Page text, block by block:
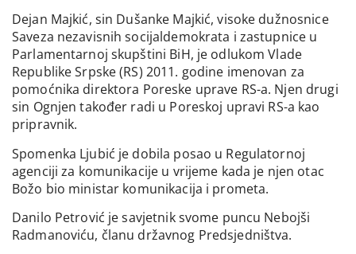
Dejan Majkić, sin Dušanke Majkić, visoke dužnosnice
Saveza nezavisnih socijaldemokrata i zastupnice u
Parlamentarnoj skupštini BiH, je odlukom Vlade
Republike Srpske (RS) 2011. godine imenovan za
pomoćnika direktora Poreske uprave RS-a. Njen drugi
sin Ognjen također radi u Poreskoj upravi RS-a kao
pripravnik.
Spomenka Ljubić je dobila posao u Regulatornoj
agenciji za komunikacije u vrijeme kada je njen otac
Božo bio ministar komunikacija i prometa.
Danilo Petrović je savjetnik svome puncu Nebojši
Radmanoviću, članu državnog Predsjedništva.